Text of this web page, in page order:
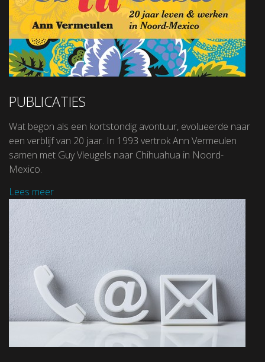
PUBLICATIES
Wat begon als een kortstondig avontuur, evolueerde naar
een verblijf van 20 jaar. In 1993 vertrok Ann Vermeulen
samen met Guy Vleugels naar Chihuahua in Noord-
Mexico.
Lees meer